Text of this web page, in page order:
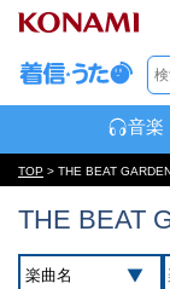
音楽
TOP > THE BEAT
THE BEAT